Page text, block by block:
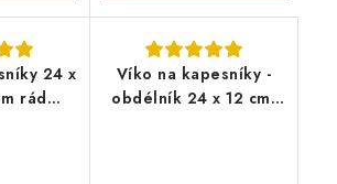
24 x
rád
Víko na kapesníky -
obdélník 24 x 12 cm,